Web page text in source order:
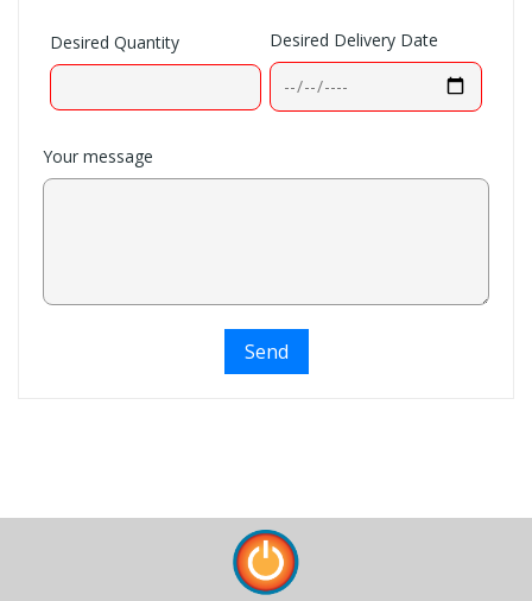
Desired Quantity Desired Delivery Date
Your message
Send